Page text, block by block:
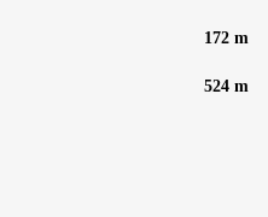
172 m
524 m